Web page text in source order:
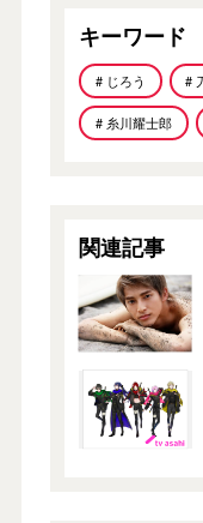
キーワード
# じろう #
# 糸川耀士郎
関連記事